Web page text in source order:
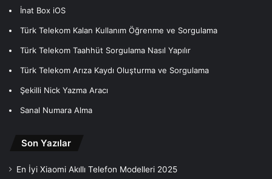
İnat Box iOS
Türk Telekom Kalan Kullanım Öğrenme ve Sorgulama
Türk Telekom Taahhüt Sorgulama Nasıl Yapılır
Türk Telekom Arıza Kaydı Oluşturma ve Sorgulama
Şekilli Nick Yazma Aracı
Sanal Numara Alma
Son Yazılar
En İyi Xiaomi Akıllı Telefon Modelleri 2025